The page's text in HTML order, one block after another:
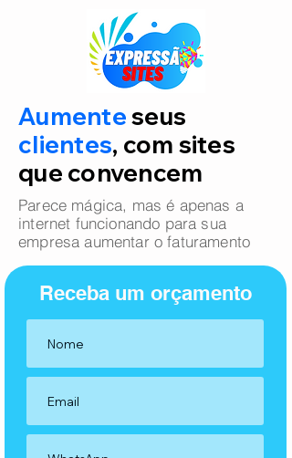
Aumenteseus
clientes, com sites
que convencem
Parece mágica, mas é apenas a
internet funcionando para sua
empresa aumentar o faturamento
Receba um orçamento